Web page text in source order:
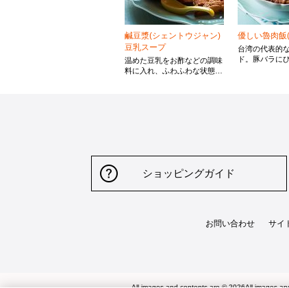
鹹豆漿(シェントウジャン)
豆乳スープ
温めた豆乳をお酢などの調味
料に入れ、ふわふわな状態に
優しい魯肉
台湾の代表的
ド。豚バラに
ショッピングガイド
お問い合わせ サイ